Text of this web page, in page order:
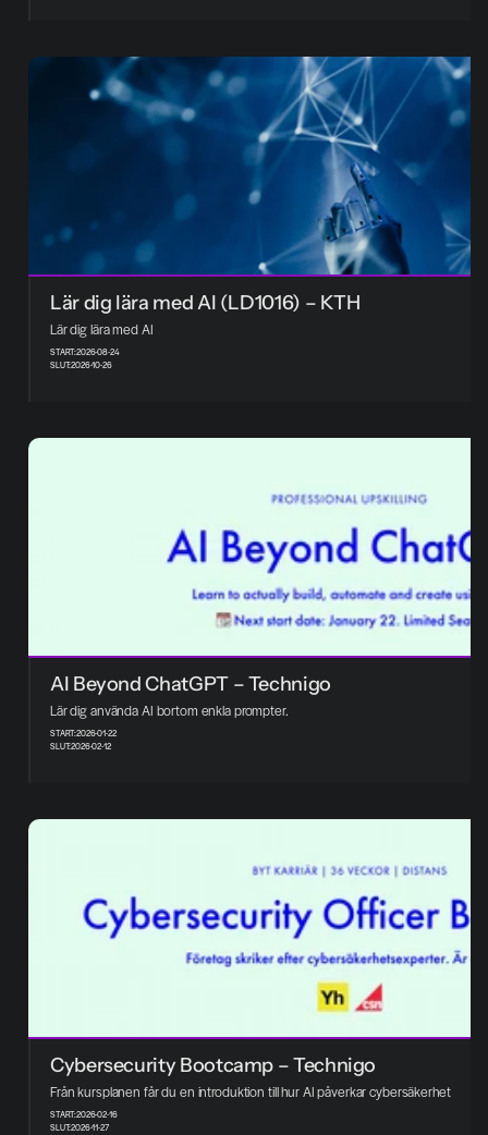
Lär dig lära med AI (LD1016) – KTH
Lär dig lära med AI
START:2026-08-24
SLUT:2026-10-26
AI Beyond ChatGPT – Technigo
Lär dig använda AI bortom enkla prompter.
START:2026-01-22
SLUT:2026-02-12
Cybersecurity Bootcamp – Technigo
Från kursplanen får du en introduktion till hur AI påverkar cybersäkerhet
START:2026-02-16
SLUT:2026-11-27